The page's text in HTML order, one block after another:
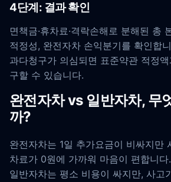
4단계: 결과 확인
면책금·휴차료·격락손해로 분해된 총
적정성, 완전자차 손익분기를 확인합
과다청구가 의심되면 표준약관 적정
구할 수 있습니다.
완전자차 vs 일반자차, 무
까?
완전자차는 1일 추가요금이 비싸지만
차료가 0원에 가까워 마음이 편합니다.
일반자차는 평소 비용이 싸지만, 사고